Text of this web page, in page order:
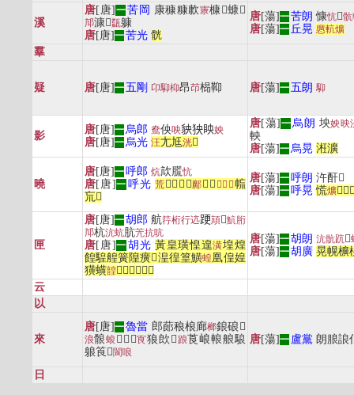
溪
唐[唐] 一苦岡 康穅糠㱂㝩槺𨻷䗧𥉽
邟漮𤮊㼹躿
唐[唐]一苦光 䯑
唐[蕩]一苦朗 慷忼𡻚骯
唐[蕩]一 丘晃 懬䡉爌
羣
疑 唐[唐]一五剛 卬䭹枊昂䒢㭿䩕 唐[蕩]一五朗 䭹
影
唐[唐]一烏郎 鴦佒咉𧲱㹧眏姎
唐[唐]一烏光 汪尢尪洸𪁘
唐[蕩] 一烏朗 坱姎映
軮
唐[蕩]一烏晃 㳹瀇
曉
唐[唐]一呼郎 炕㰠䐠忼
唐[唐]一 呼光 荒 𥡃 肓 衁 𩣐鄺 𥿼 㠵 𧧢䀮 𣆖㡆
巟𣺬
唐[蕩]一呼朗 汻酐𤰟
唐[蕩]一呼晃 慌爌𡧽 䁜
匣
唐[唐]一胡郎 航筕桁行迒𨁈頏𦐄魧 胻
邟杭沆蚢肮苀抗吭
唐[唐]一 胡光 黃皇璜惶遑潢堭煌
餭騜艎簧隍癀𨝴湟徨篁鱑蝗凰偟媓
獚蟥韹𨜔 䍿 䅣 𤯷 葟 趪
唐[蕩]一胡朗 沆骯䟘𡕬
唐[蕩]一胡廣 晃幌櫎
云
以
來
唐[唐]一魯當 郎蓈稂桹廊榔鋃硠𪁜
浪䯖蜋 𩷕琅瑯㝗狼欴𦵧 踉莨㟍䡙艆駺
躴筤𥍫閬哴
唐[蕩]一 盧黨朗朖誏
日